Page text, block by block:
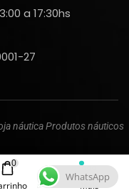
0
Mais
a 17:30hs
27
náutica Produtos náuticos
WhatsApp